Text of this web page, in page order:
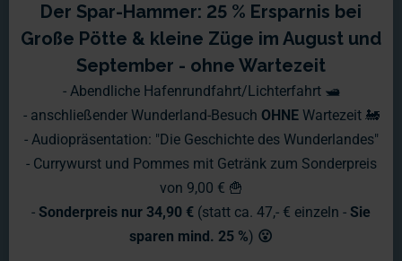
Montag, 08.01. - Sonntag,
14.01.2007
Diese Woche beschäftigen wir uns noch fast ausschließlich
mit dem neuen Alpenabschnitt.
Schwerpunkte dieser Woche sind derzeit der Modellbau, bzw.
die genaue Vorplanung von Bauwerken, sowie die
Beleuchtung der Häuser und weitere kleinere mechanische
Der Spar-Hammer: 25 % Ersparnis bei
Große Pötte & kleine Züge im August und
September - ohne Wartezeit
- Abendliche Hafenrundfahrt/Lichterfahrt 🛥️
- anschließender Wunderland-Besuch OHNE Wartezeit 🚂
- Audiopräsentation: "Die Geschichte des Wunderlandes"
- Currywurst und Pommes mit Getränk zum Sonderpreis
von 9,00 € 🍟
- Sonderpreis nur 34,90 € (statt ca. 47,- € einzeln - Sie
sparen mind. 25 %) 😮